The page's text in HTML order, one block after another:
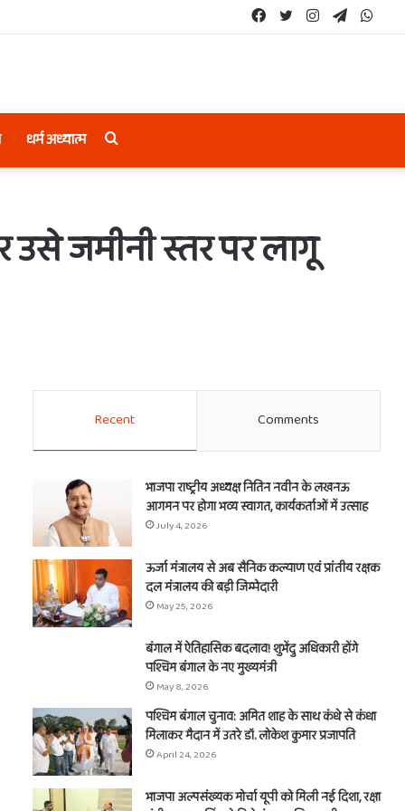
Telegram
Instagram
Twitter
Facebook
धर्म अध्यात्म Search
जमीनी स्तर पर लागू
Recent Comments
भाजपा राष्ट्रीय अध्यक्ष नितिन नवीन के लखनऊ
आगमन पर होगा भव्य स्वागत, कार्यकर्ताओं में उत्साह
July 4, 2026
ऊर्जा मंत्रालय से अब सैनिक कल्याण एवं प्रांतीय रक्षक
दल मंत्रालय की बड़ी जिम्मेदारी
May 25, 2026
बंगाल में ऐतिहासिक बदलाव! शुभेंदु अधिकारी होंगे
पश्चिम बंगाल के नए मुख्यमंत्री
May 8, 2026
पश्चिम बंगाल चुनाव: अमित शाह के साथ कंधे से कंधा
मिलाकर मैदान में उतरे डॉ. लोकेश कुमार प्रजापति
April 24, 2026
भाजपा अल्पसंख्यक मोर्चा यूपी को मिली नई दिशा, रक्षा